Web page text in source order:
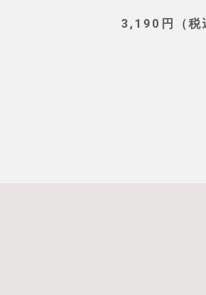
3,190円（税